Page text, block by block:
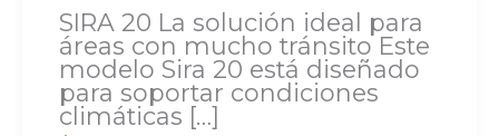
SIRA 20 La solución ideal para
áreas con mucho tránsito Este
modelo Sira 20 está diseñado
para soportar condiciones
climáticas […]